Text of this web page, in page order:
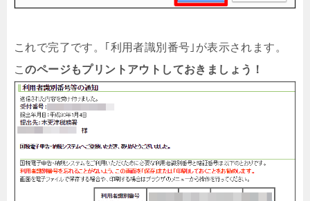
これで完了です。｢利用者識別番号｣が表示されます。
このページもプリントアウトしておきましょう！